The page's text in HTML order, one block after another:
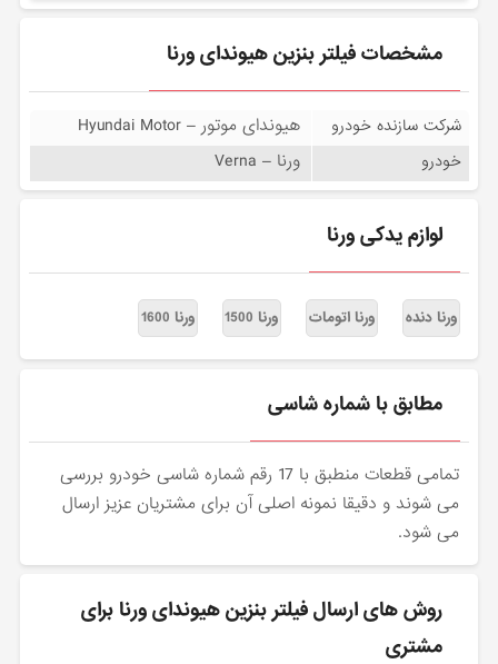
مشخصات فیلتر بنزین هیوندای ورنا
شرکت سازنده خودرو هیوندای موتور – Hyundai Motor
خودرو ورنا – Verna
لوازم یدکی ورنا
ورنا دنده ورنا اتومات ورنا 1500 ورنا 1600
مطابق با شماره شاسی
تمامی قطعات منطبق با 17 رقم شماره شاسی خودرو بررسی
می شوند و دقیقا نمونه اصلی آن برای مشتریان عزیز ارسال
می شود.
روش های ارسال فیلتر بنزین هیوندای ورنا برای
مشتری